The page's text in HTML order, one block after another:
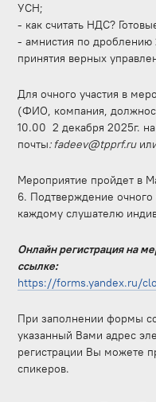
УСН;
- ⁠как считать НДС?
- ⁠амнистия по дроблению
принятия верных
Для очного участия в
(ФИО, компания,
10.00 2 декабря 2025г.
почты: fadeev@tpprf.ru
Мероприятие пройдет в
6. Подтверждение очного
каждому слушателю
Онлайн регистрация на
ссылке:
https://forms.yandex.ru/
При заполнении формы
указанный Вами адрес
регистрации Вы можете
спикеров.